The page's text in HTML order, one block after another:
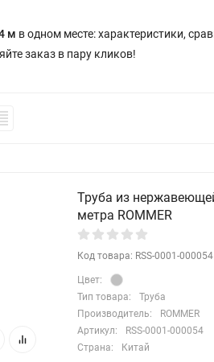
м в одном месте: характеристики,
заказ в пару кликов!
Труба из
метра ROMMER
Код товара: RSS-0001-000054
Цвет:
Тип товара:
Труба
Производитель:
ROMMER
Артикул:
RSS-0001-000054
Страна:
Китай